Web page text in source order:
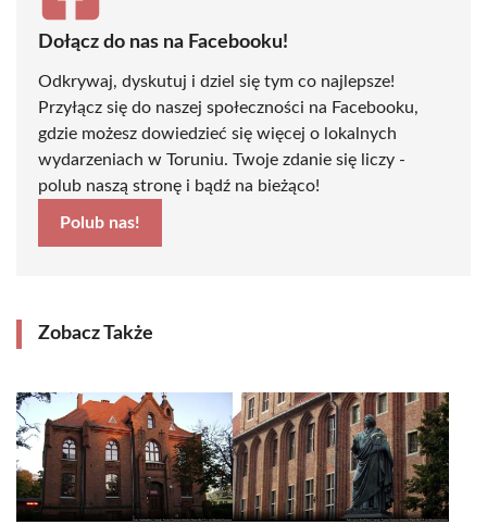
Dołącz do nas na Facebooku!
Odkrywaj, dyskutuj i dziel się tym co najlepsze!
Przyłącz się do naszej społeczności na Facebooku,
gdzie możesz dowiedzieć się więcej o lokalnych
wydarzeniach w Toruniu. Twoje zdanie się liczy -
polub naszą stronę i bądź na bieżąco!
Polub nas!
Zobacz Także